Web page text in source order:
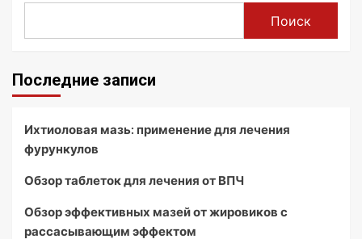
Поиск
Последние записи
Ихтиоловая мазь: применение для лечения
фурункулов
Обзор таблеток для лечения от ВПЧ
Обзор эффективных мазей от жировиков с
рассасывающим эффектом